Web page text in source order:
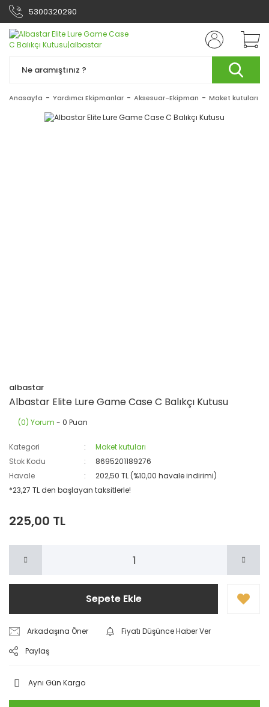
5300320290
Anasayfa Yardımcı Ekipmanlar Aksesuar-Ekipman Maket kutuları
albastar
Albastar Elite Lure Game Case C Balıkçı Kutusu
(0) Yorum - 0 Puan
Kategori
Maket kutuları
Stok Kodu
8695201189276
Havale
202,50 TL (%10,00 havale indirimi)
*23,27 TL den başlayan taksitlerle!
225,00 TL
Sepete Ekle
Arkadaşına Öner
Fiyatı Düşünce Haber Ver
Paylaş
Aynı Gün Kargo